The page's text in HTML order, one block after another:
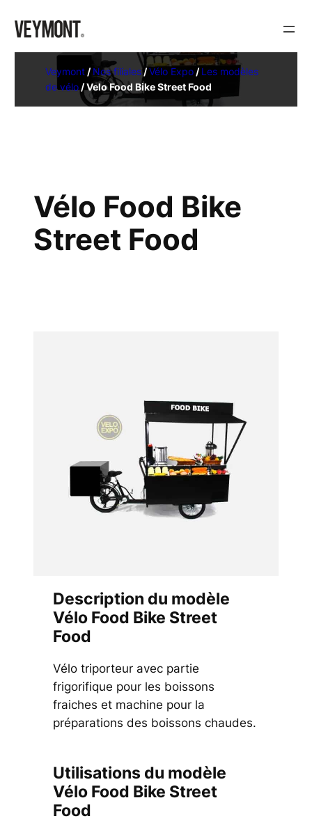
Veymont /Nos filiales/Vélo Expo /Les modèles
de vélo /Velo Food Bike Street Food
Vélo Food Bike
Street Food
Description du modèle
Vélo Food Bike Street
Food
Vélo triporteur avec partie
frigorifique pour les boissons
fraiches et machine pour la
préparations des boissons chaudes.
Utilisations du modèle
Vélo Food Bike Street
Food